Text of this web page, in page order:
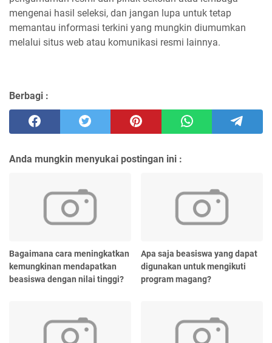
mengenai hasil seleksi, dan jangan lupa untuk tetap
memantau informasi terkini yang mungkin diumumkan
melalui situs web atau komunikasi resmi lainnya.
Berbagi :
Anda mungkin menyukai postingan ini :
Bagaimana cara meningkatkan
kemungkinan mendapatkan
beasiswa dengan nilai tinggi?
Apa saja beasiswa yang dapat
digunakan untuk mengikuti
program magang?